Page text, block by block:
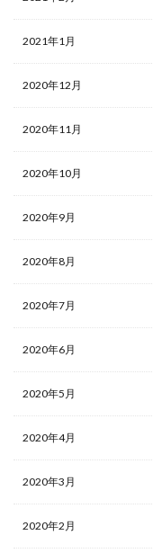
2021年1月
2020年12月
2020年11月
2020年10月
2020年9月
2020年8月
2020年7月
2020年6月
2020年5月
2020年4月
2020年3月
2020年2月